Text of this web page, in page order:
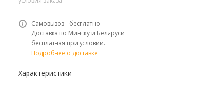
Самовывоз - бесплатно
Доставка по Минску и Беларуси
бесплатная при условии.
Подробнее о доставке
Характеристики